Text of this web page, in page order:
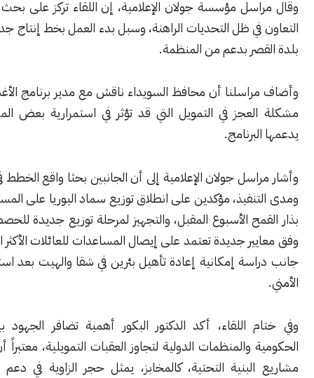
مؤسسة جولان الإعلامية، إن اللقاء تركز على بحث آليات تعزيز
في ظل التحديات الراهنة، وسبل بدء العمل بخط إنتاج جديد لمخبز في
بدعم من المنظمة.
أن محافظ السويداء ناقش مع مدير برنامج الأغذية العالمي
في التمويل التي قد تؤثر في استمرارية بعض المشاريع التي
جولان الإعلامية إلى أن الجانبين بحثا واقع الخطط في المشاريع
مؤكدين على انطلاق توزيع سماد اليوريا على المستفيدين من
الأسبوع المقبل، والتجهيز لمرحلة توزيع جديدة للحصص الغذائية
جديدة تعتمد على إيصال المساعدات للعائلات الأكثر احتياجاً، إلى
إمكانية إعادة تأهيل بئرين في شقا والهيت بعد استقرار الوضع
اللقاء، أكد الدكتور البكور أهمية تضافر الجهود بين الجهات
والمنظمات الدولية لتجاوز العقبات التمويلية، معتبراً أن استكمال
التحتية، كالمخابز، يمثل حجر الزاوية في دعم تنمية البلد